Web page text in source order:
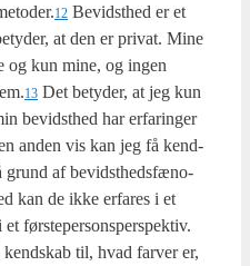
12 Bevidst­hed er et
at den er pri­vat. Mine
og kun mine, og ingen
13 Det bety­der, at jeg kun
bevidst­hed har erfa­ring­er
anden vis kan jeg få kend­
grund af bevidst­heds­fæ­no­
kan de ikke erfa­res i et
før­ste­per­sons­per­spek­tiv.
til, hvad far­ver er,